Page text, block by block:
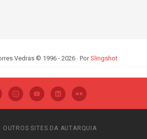
Vedras © 1996 - 2026 · PorSlingshot
OUTROS SITES DA AUTARQUIA